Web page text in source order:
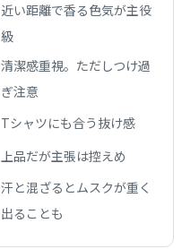
近い距離で香る色気が主役
級
清潔感重視。ただしつけ過
ぎ注意
Tシャツにも合う抜け感
上品だが主張は控えめ
汗と混ざるとムスクが重く
出ることも